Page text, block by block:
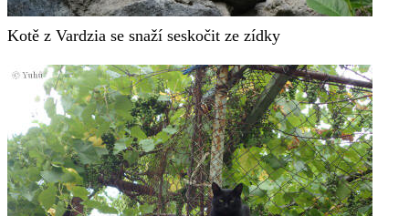
Kotě z Vardzia se snaží seskočit ze zídky